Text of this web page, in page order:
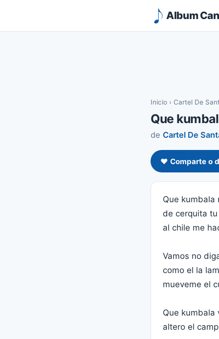
Album
Inicio › Cartel De
Que
de Cartel De
❤️ Comparte o
Que
de cerquita
al chile me
Vamos no
como el la
mueveme el
Que kumbala
altero el